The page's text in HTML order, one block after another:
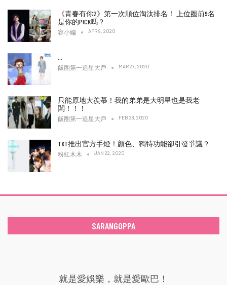
《青春有你2》第一次順位淘汰排名！ 上位圈前9名
是你的PICK嗎？
容小編 APR 9, 2020
飯圈第一追星大戶 MAR 27, 2020
只能原地大羨慕！我的弟弟是大明星也是我老
闆！！！
飯圈第一追星大戶 FEB 28, 2020
TXT推出官方手燈！顏色、獨特功能卻引發爭議？
粉紅木木 JAN 22, 2020
SARANGOPPA
就是愛娛樂，就是愛歐巴！